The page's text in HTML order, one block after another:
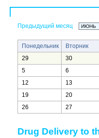
Предыдущий месяц
Понедельник Вторник
29
30
5
6
12
13
19
20
26
27
Drug Delivery to